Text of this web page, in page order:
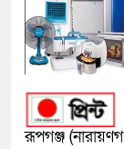
রূপগঞ্জ